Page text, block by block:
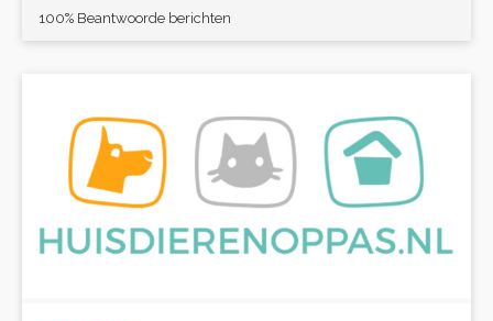
100% Beantwoorde berichten